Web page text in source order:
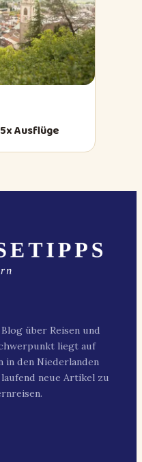
Ausflüge
über Reisen und
liegt auf
in den Niederlanden
neue Artikel zu